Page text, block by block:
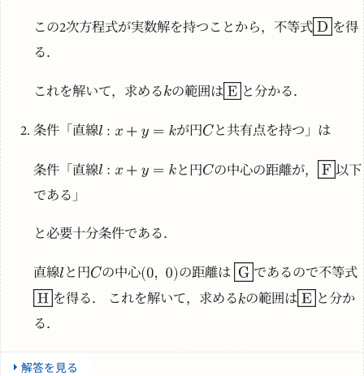
この2次方程式が実数解を持つことから，不等式
を得
る．
これを解いて，求める の範囲は と分かる．
条件「直線 が円 と共有点を持つ」は
条件「直線 と円 の中心の距離が，
以下
である」
と必要十分条件である．
直線 と円 の中心 の距離は
であるので不等式
を得る． これを解いて，求める
の範囲は
と分か
る．
解答を見る